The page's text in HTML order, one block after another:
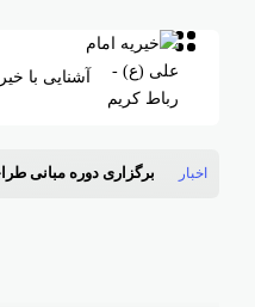
آشنایی با
اخبار برگزاری دوره مبانی